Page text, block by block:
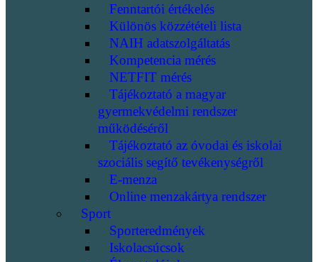
Fenntartói értékelés
Különös közzétételi lista
NAIH adatszolgáltatás
Kompetencia mérés
NETFIT mérés
Tájékoztató a magyar
gyermekvédelmi rendszer
működéséről
Tájékoztató az óvodai és iskolai
szociális segítő tevékenységről
E-menza
Online menzakártya rendszer
Sport
Sporteredmények
Iskolacsúcsok